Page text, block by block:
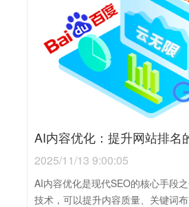
AI内容优化：提升网站排名
2025/11/13 9:00:05
AI内容优化是现代SEO的核心手段
技术，可以提升内容质量、关键词